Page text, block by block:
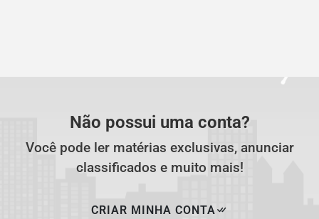
Não possui uma conta?
Você pode ler matérias exclusivas, anunciar
classificados e muito mais!
CRIAR MINHA CONTA